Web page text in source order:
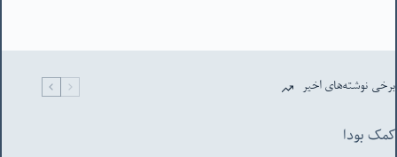
برخی نوشته‌های اخیر
کمک بودا